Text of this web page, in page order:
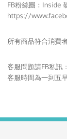
FB粉絲團： Inside
https://
所有商品符合消費
客服問題請FB私訊：
客服時間為一到五